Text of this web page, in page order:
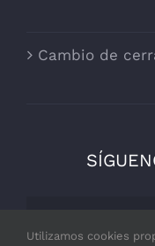
Cambio de
Por
Utilizamos cookies